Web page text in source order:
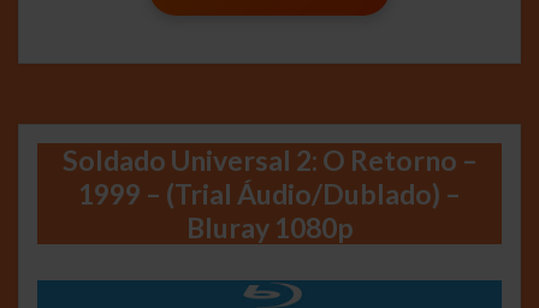
Soldado Universal 2: O Retorno –
1999 – (Trial Áudio/Dublado) –
Bluray 1080p